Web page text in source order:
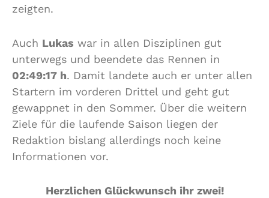
zeigten.
Auch Lukas war in allen Disziplinen gut
unterwegs und beendete das Rennen in
02:49:17 h. Damit landete auch er unter allen
Startern im vorderen Drittel und geht gut
gewappnet in den Sommer. Über die weitern
Ziele für die laufende Saison liegen der
Redaktion bislang allerdings noch keine
Informationen vor.
Herzlichen Glückwunsch ihr zwei!